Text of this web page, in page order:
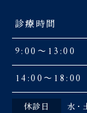
診療時間
9:00〜13:00
14:00〜18:00
休診日 水・